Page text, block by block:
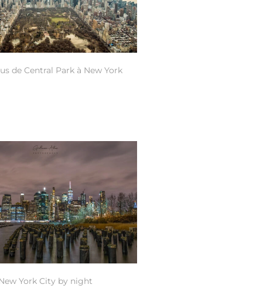
de Central Park à New York
York City by night